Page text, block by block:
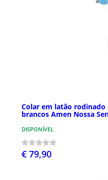
Colar em latão rodinado
brancos Amen Nossa
DISPONÍVEL
€ 79,90